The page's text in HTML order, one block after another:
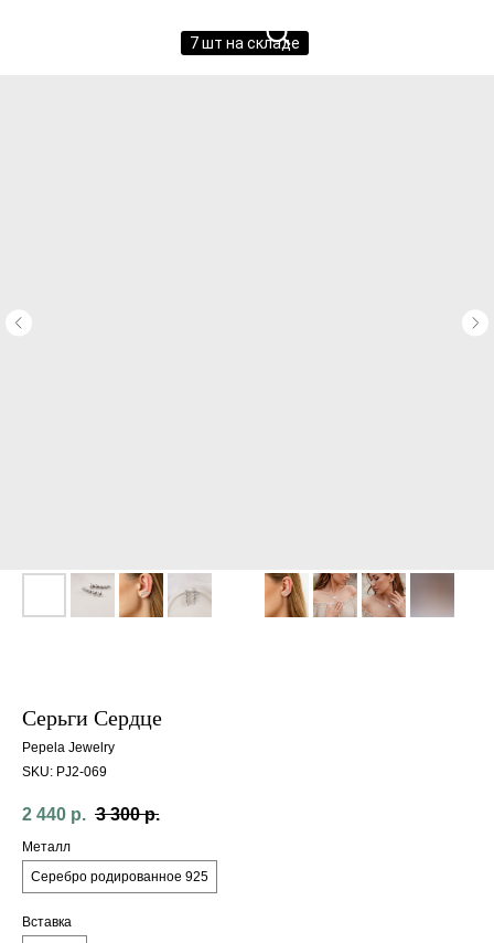
Серьги Cердце
Pepela Jewelry
SKU: PJ2-069
2 440 р. 3 300 р.
Металл
Серебро родированное 925
Вставка